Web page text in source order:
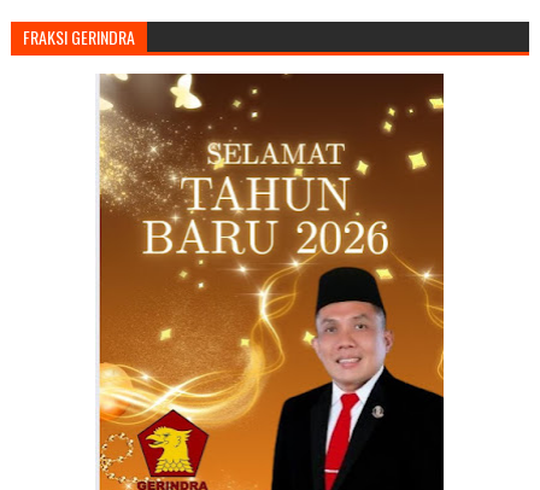
FRAKSI GERINDRA